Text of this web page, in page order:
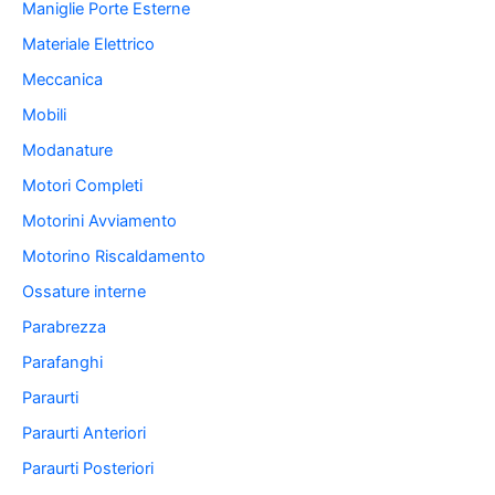
Maniglie Porte Esterne
Materiale Elettrico
Meccanica
Mobili
Modanature
Motori Completi
Motorini Avviamento
Motorino Riscaldamento
Ossature interne
Parabrezza
Parafanghi
Paraurti
Paraurti Anteriori
Paraurti Posteriori